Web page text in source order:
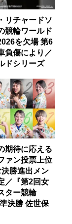
リチャードソ
競輪ワールド
を欠場 第6
負傷により／
ドシリーズ
期待に応える
ァン投票上位
勝進出メン
／『第2回女
ター競輪
決勝 佐世保